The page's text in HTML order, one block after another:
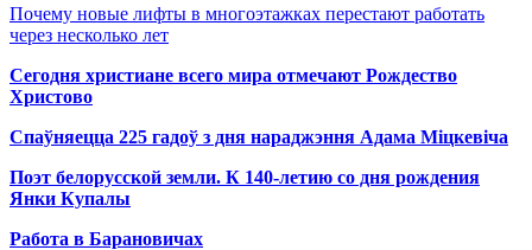
Почему новые лифты в многоэтажках перестают работать
через несколько лет
Сегодня христиане всего мира отмечают Рождество
Христово
Спаўняецца 225 гадоў з дня нараджэння Адама Міцкевіча
Поэт белорусской земли. К 140-летию со дня рождения
Янки Купалы
Работа в Барановичах